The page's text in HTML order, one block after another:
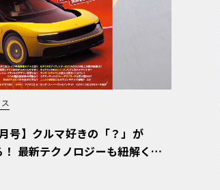
号】クルマ好きの「？」が
！ 最新テクノロジーも紐解く